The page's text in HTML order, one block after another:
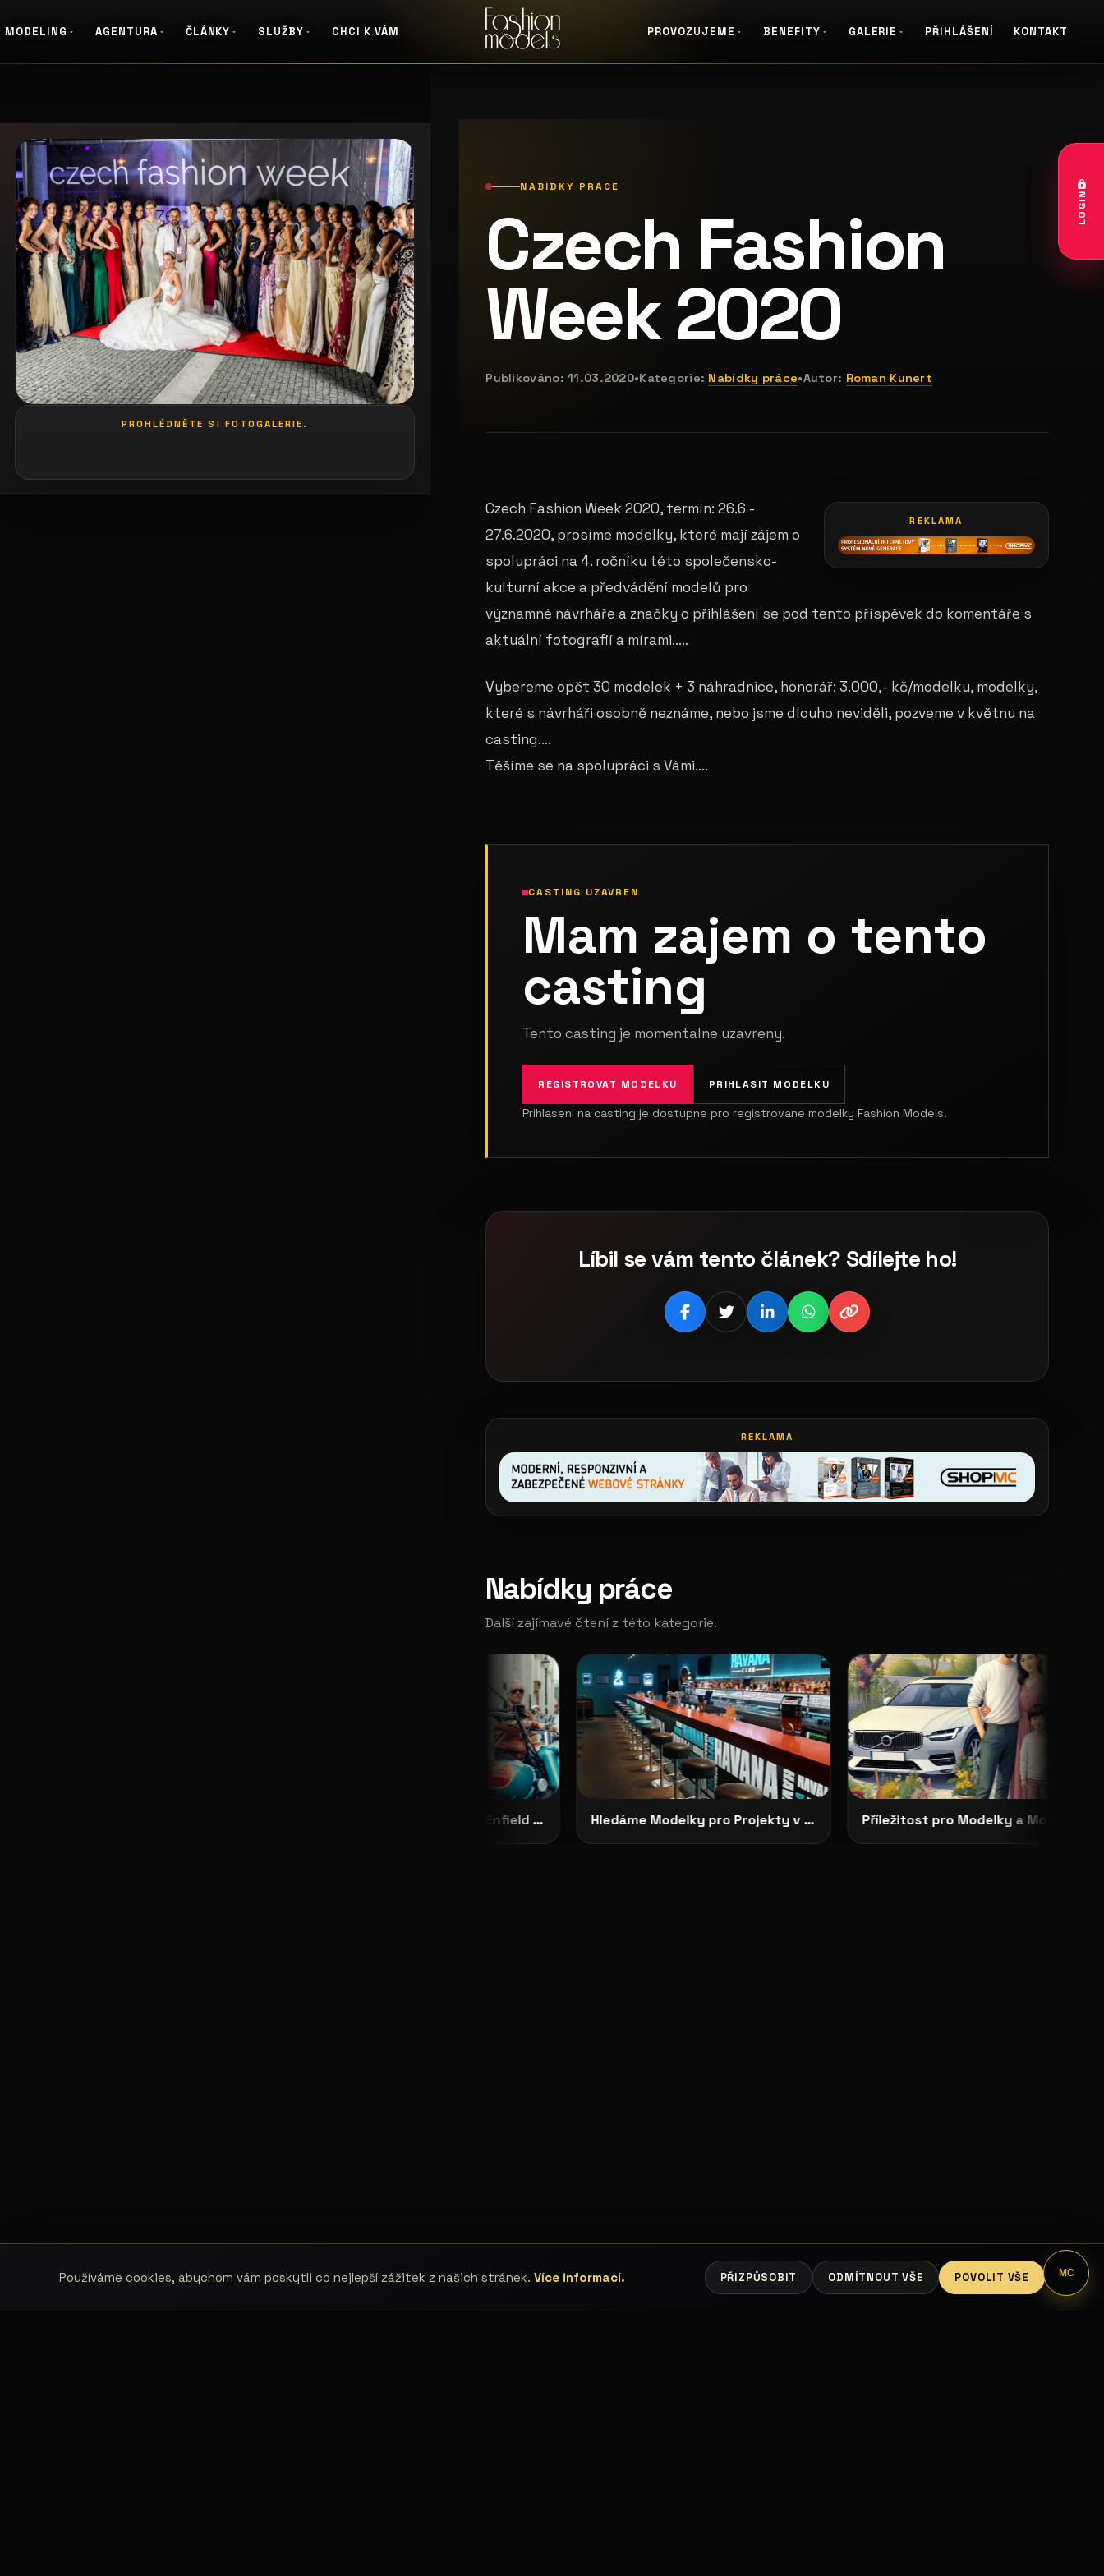
MODELING AGENTURA ČLÁNKY SLUŽBY CHCI K VÁM PROVOZUJEME BENEFITY GALERIE PŘIHLÁŠENÍ KONTAKT
LOGIN
PROHLÉDNĚTE SI FOTOGALERIE.
NABÍDKY PRÁCE
Czech Fashion
Week 2020
Publikováno:11.03.2020•Kategorie: Nabídky práce•Autor: Roman Kunert
REKLAMA
Czech Fashion Week 2020, termín: 26.6 -
27.6.2020, prosíme modelky, které mají zájem o
spolupráci na 4. ročníku této společensko-
kulturní akce a předvádění modelů pro
významné návrháře a značky o přihlášení se pod tento příspěvek do komentáře s
aktuální fotografií a mírami.....
Vybereme opět 30 modelek + 3 náhradnice, honorář: 3.000,- kč/modelku, modelky,
které s návrháři osobně neznáme, nebo jsme dlouho neviděli, pozveme v květnu na
casting....
Těšíme se na spolupráci s Vámi....
CASTING UZAVREN
Mam zajem o tento
casting
Tento casting je momentalne uzavreny.
REGISTROVAT MODELKU PRIHLASIT MODELKU
Prihlaseni na casting je dostupne pro registrovane modelky Fashion Models.
Líbil se vám tento článek? Sdílejte ho!
REKLAMA
Nabídky práce
Další zajímavé čtení z této kategorie.
CASTING OTEVŘEN: Royal Enfield Garage hledá tváře své značky Hledáme Modelky pro Projekty v Severních Čechách: HAVANA CLUB, Děčín Příležitost pro Modelky a Modely: Focení ve Skandinávském Stylu
Používáme cookies, abychom vám poskytli co nejlepší zážitek z našich stránek. Více informací. PŘIZPŮSOBIT ODMÍTNOUT VŠE POVOLIT VŠE MC